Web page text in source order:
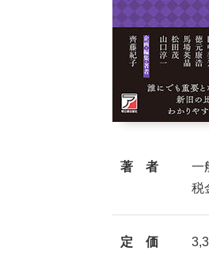
著 者
一
税
定 価